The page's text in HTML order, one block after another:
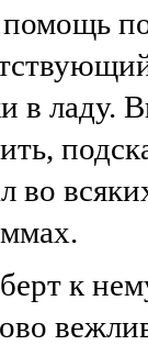
помощь
в ладу.
во
к